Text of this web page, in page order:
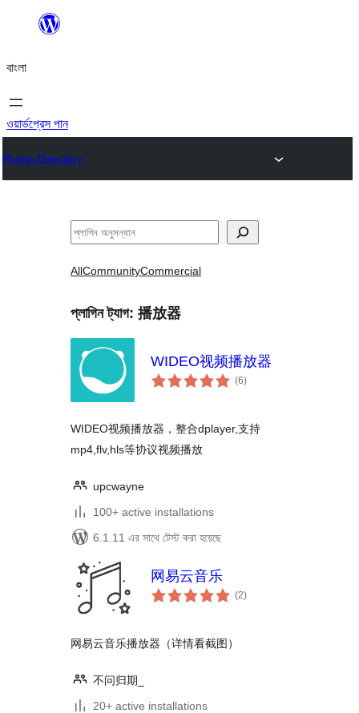
যান
বাংলা
ওয়ার্ডপ্রেস পান
Plugin Directory
অনুসন্ধান
AllCommunityCommercial
প্লাগিন ট্যাগ: 播放器
WIDEO视频播放器
(6total
ratings
)
WIDEO视频播放器，整合dplayer,支持
mp4,flv,hls等协议视频播放
upcwayne
100+ active installations
6.1.11 এর সাথে টেস্ট করা হয়েছে
网易云音乐
(2total
ratings
)
网易云音乐播放器（详情看截图）
不问归期_
20+ active installations